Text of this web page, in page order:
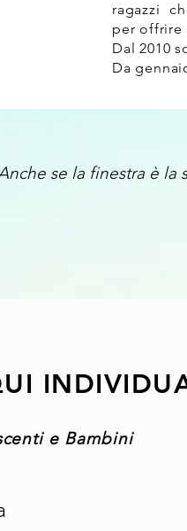
ragazzi
per offrire
Dal 2010
Da
se la finestra è la
e Bambini